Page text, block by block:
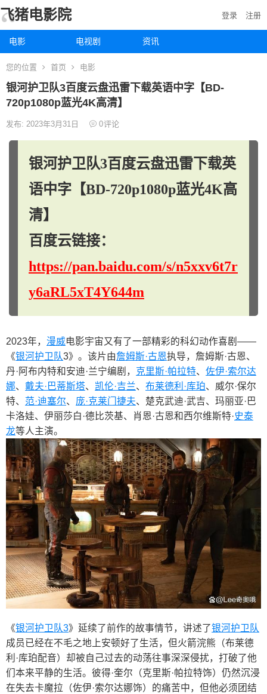
飞猪电影院
电影 电视剧 资讯
登录 注册
您的位置 首页 电影
银河护卫队3百度云盘迅雷下载英语中字【BD-
720p1080p蓝光4K高清】
发布: 2023年3月31日 0评论
银河护卫队3百度云盘迅雷下载英
语中字【BD-720p1080p蓝光4K高
清】
百度云链接：
https://pan.baidu.com/s/n5xxv6t7r
y6aRL5xT4Y644m
2023年， 漫威电影宇宙又有了一部精彩的科幻动作喜剧——
《银河护卫队3》。该片由詹姆斯·古恩执导，詹姆斯·古恩、
丹·阿布内特和安迪·兰宁编剧， 克里斯·帕拉特、 佐伊·索尔达
娜、 戴夫·巴蒂斯塔、 凯伦·吉兰、 布莱德利·库珀、威尔·保尔
特、 范·迪塞尔、 庞·克莱门捷夫、楚克武迪·武吉、玛丽亚·巴
卡洛娃、伊丽莎白·德比茨基、肖恩·古恩和西尔维斯特·史泰
龙等人主演。
《银河护卫队3》延续了前作的故事情节，讲述了银河护卫队
成员已经在不毛之地上安顿好了生活，但火箭浣熊（布莱德
利·库珀配音）却被自己过去的动荡往事深深侵扰，打破了他
们本来平静的生活。彼得·奎尔（克里斯·帕拉特饰）仍然沉浸
在失去卡魔拉（佐伊·索尔达娜饰）的痛苦中，但他必须团结